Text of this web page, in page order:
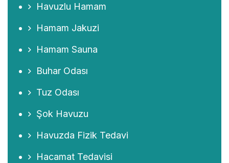
Havuzlu Hamam
Hamam Jakuzi
Hamam Sauna
Buhar Odası
Tuz Odası
Şok Havuzu
Havuzda Fizik Tedavi
Hacamat Tedavisi